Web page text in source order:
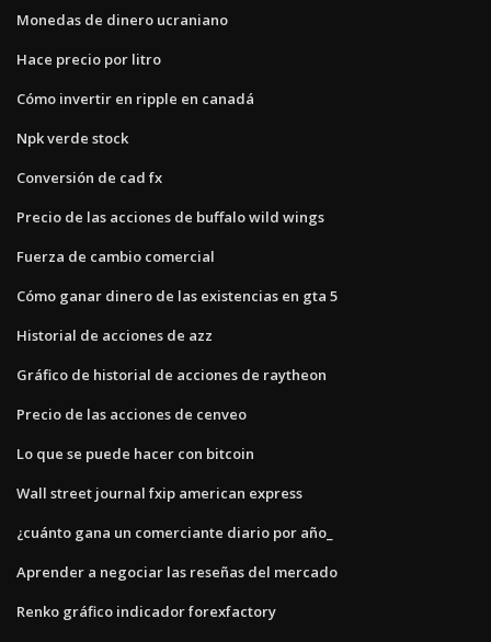
Monedas de dinero ucraniano
Hace precio por litro
Cómo invertir en ripple en canadá
Npk verde stock
Conversión de cad fx
Precio de las acciones de buffalo wild wings
Fuerza de cambio comercial
Cómo ganar dinero de las existencias en gta 5
Historial de acciones de azz
Gráfico de historial de acciones de raytheon
Precio de las acciones de cenveo
Lo que se puede hacer con bitcoin
Wall street journal fxip american express
¿cuánto gana un comerciante diario por año_
Aprender a negociar las reseñas del mercado
Renko gráfico indicador forexfactory